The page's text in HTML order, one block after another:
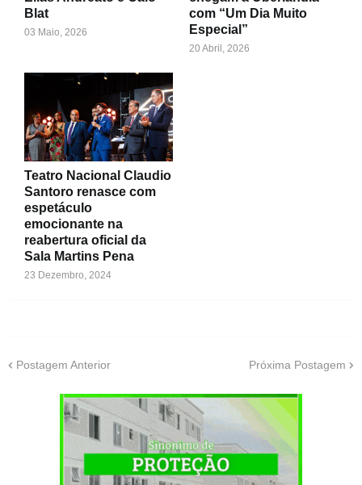
Blat
03 Maio, 2026
com “Um Dia Muito
Especial”
20 Abril, 2026
Teatro Nacional Claudio
Santoro renasce com
espetáculo
emocionante na
reabertura oficial da
Sala Martins Pena
23 Dezembro, 2024
Postagem Anterior Próxima Postagem